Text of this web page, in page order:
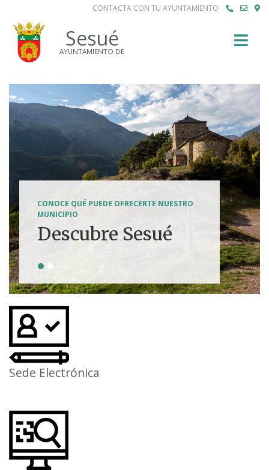
CONTACTA CON TU AYUNTAMIENTO
Sesué
AYUNTAMIENTO DE
CONOCE QUÉ PUEDE OFRECERTE NUESTRO
MUNICIPIO
Descubre Sesué
Tierra de
aventuras
Sede Electrónica